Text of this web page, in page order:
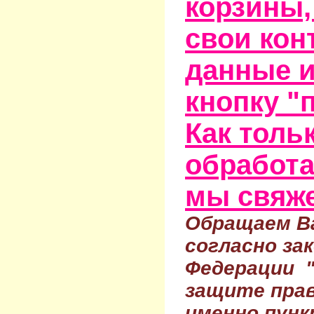
свои
данные
кнопку
Как
мы
Обращаем
согласно
Федерации
защите